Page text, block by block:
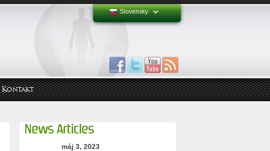
Slovensky
Kontakt
News Articles
máj 3, 2023